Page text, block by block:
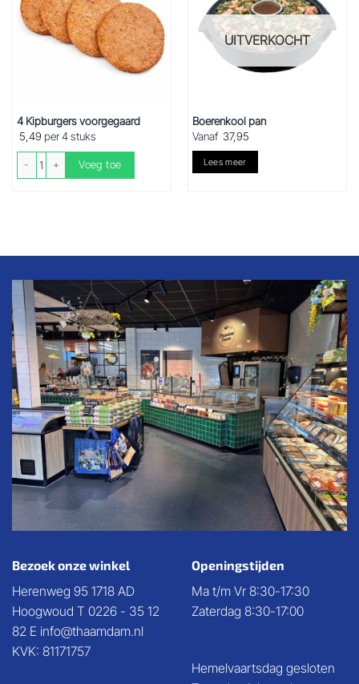
4 Kipburgers voorgegaard
5,49 per 4 stuks
4 Kipburgers voorgegaard aantal
Voeg toe
UITVERKOCHT
Boerenkool pan
Vanaf 37,95
Lees meer
Bezoek onze winkel
Herenweg 95 1718 AD
Hoogwoud T 0226 - 35 12
82 E info@thaamdam.nl
KVK: 81171757
Openingstijden
Ma t/m Vr 8:30-17:30
Zaterdag 8:30-17:00
Hemelvaartsdag gesloten